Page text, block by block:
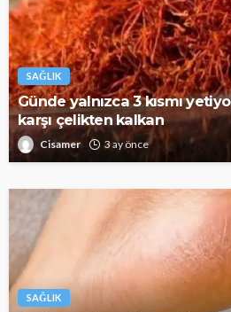
SAĞLIK
Günde yalnızca 3 kısmı
karşı çelikten kalkan
Cisamer 3 ay önce
SAĞLIK